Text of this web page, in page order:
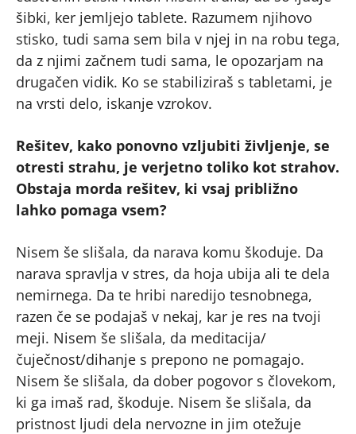
šibki, ker jemljejo tablete. Razumem njihovo
stisko, tudi sama sem bila v njej in na robu tega,
da z njimi začnem tudi sama, le opozarjam na
drugačen vidik. Ko se stabiliziraš s tabletami, je
na vrsti delo, iskanje vzrokov.
Rešitev, kako ponovno vzljubiti življenje, se
otresti strahu, je verjetno toliko kot strahov.
Obstaja morda rešitev, ki vsaj približno
lahko pomaga vsem?
Nisem še slišala, da narava komu škoduje. Da
narava spravlja v stres, da hoja ubija ali te dela
nemirnega. Da te hribi naredijo tesnobnega,
razen če se podajaš v nekaj, kar je res na tvoji
meji. Nisem še slišala, da meditacija/
čuječnost/dihanje s prepono ne pomagajo.
Nisem še slišala, da dober pogovor s človekom,
ki ga imaš rad, škoduje. Nisem še slišala, da
pristnost ljudi dela nervozne in jim otežuje